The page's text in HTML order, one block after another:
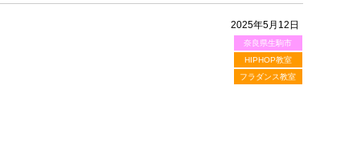
2025年5月12日
奈良県生駒市
HIPHOP教室
フラダンス教室